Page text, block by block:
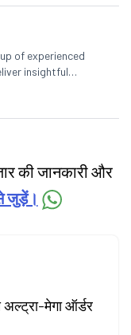
of experienced
insightful
IPO, economy,
की जानकारी और
जुड़ें।
मेगा ऑर्डर